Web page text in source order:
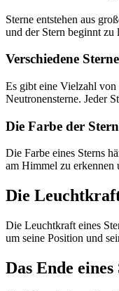
Sterne entstehen aus
und der Stern beginnt zu
Verschiedene
Es gibt eine Vielzahl von
Neutronensterne. Jeder
Die Farbe der
Die Farbe eines Sterns
am Himmel zu erkennen
Die
Die Leuchtkraft eines
um seine Position und
Das Ende eines